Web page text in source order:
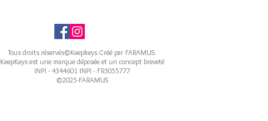
Tous droits réservés©Keepkeys.Créé par FARAMUS.
KeepKeys est une marque déposée et un concept breveté
INPI - 4344601 INPI - FR3055777
©2025-FARAMUS